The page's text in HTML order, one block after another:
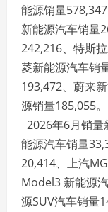
能源销量
新能源汽车销量
242,216、特斯
菱新能源汽车销
193,472、蔚来
源销量185,055。
2026年6月销量
能源汽车销量
20,414、上汽
Model3 新能源
源SUV汽车销量